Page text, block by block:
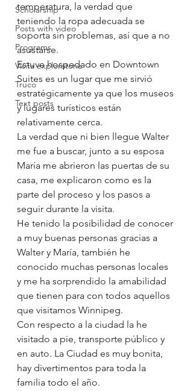
Scholarship
Posts with video
Programs
Visita exploratoria
Truco
Text posts
temperatura, la verdad que
teniendo la ropa adecuada se
soporta sin problemas, así que a no
asustarse.
Estuve hospedado en Downtown
Suites es un lugar que me sirvió
estratégicamente ya que los museos
y lugares turísticos están
relativamente cerca.
La verdad que ni bien llegue Walter
me fue a buscar, junto a su esposa
María me abrieron las puertas de su
casa, me explicaron como es la
parte del proceso y los pasos a
seguir durante la visita.
He tenido la posibilidad de conocer
a muy buenas personas gracias a
Walter y María, también he
conocido muchas personas locales
y me ha sorprendido la amabilidad
que tienen para con todos aquellos
que visitamos Winnipeg.
Con respecto a la ciudad la he
visitado a pie, transporte público y
en auto. La Ciudad es muy bonita,
hay divertimentos para toda la
familia todo el año.